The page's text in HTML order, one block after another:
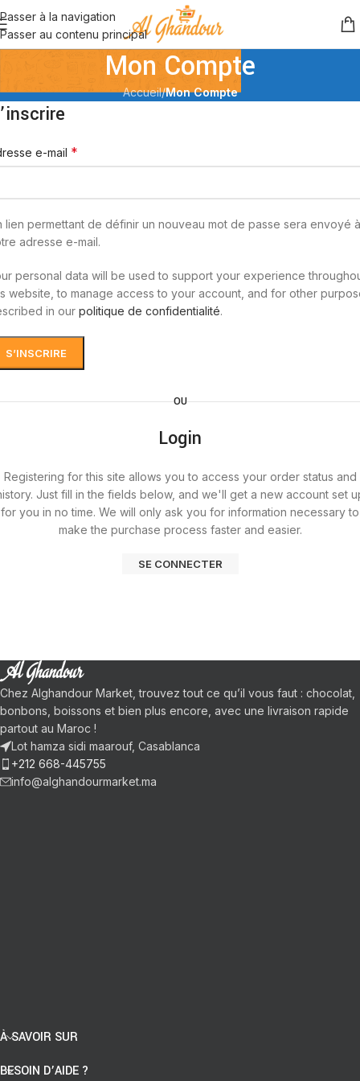
Passer à la navigation
Passer au contenu principal
Mon Compte
Accueil/Mon Compte
e-mail *
lien permettant de définir un nouveau mot de passe sera envoyé à
adresse e-mail.
personal data will be used to support your experience
website, to manage access to your account, and for other
in our politique de confidentialité.
S’INSCRIRE
OU
Login
Registering for this site allows you to access your order status and
Just fill in the fields below, and we'll get a new account set
for you in no time. We will only ask you for information necessary to
make the purchase process faster and easier.
SE CONNECTER
Chez Alghandour Market, trouvez tout ce qu’il vous faut : chocolat,
bonbons, boissons et bien plus encore, avec une livraison rapide
partout au Maroc !
Lot hamza sidi maarouf, Casablanca
+212 668-445755
info@alghandourmarket.ma
À SAVOIR SUR
BESOIN D’AIDE ?